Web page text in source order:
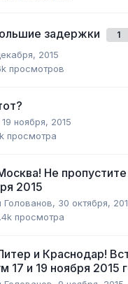
задержки 1
2015
просмотров
19 ноября, 2015
просмотра
Не
2015
Голованов, 30 октября,
просмотра
и Краснодар!
17 и 19 ноября 2015